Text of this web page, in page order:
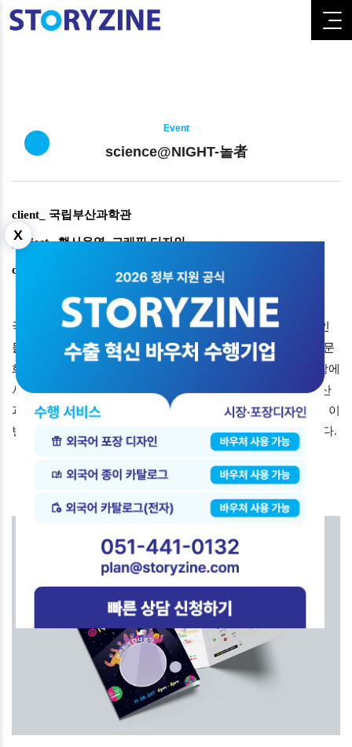
X
Event
science@NIGHT-놀者
client_ 국립부산과학관
project_ 행사운영, 그래픽 디자인
date_ 2022.12
국립부산과학관은 특별 기획전 '놀이의 탐구'와 연계하여 성인
들에게 새로운 놀이 경험을 제공하는 성인들 만을 위한 과학 문
화 행사 science@NIGH(앳나잇)-놀
者를 기획하였습니다. 일상에
서 지친 성인들이 놀이를 통해 휴식하는 시간을 갖고 국립부산
과학관에서 즐거운 추억을 만들기를 바라는 취지에서 진행된 이
번 행사에서 스토리진은 행사운영과 디자인을 진행하였습니다.